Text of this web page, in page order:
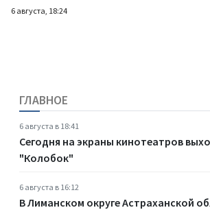
6 августа, 18:24
ГЛАВНОЕ
6 августа в 18:41
Сегодня на экраны кинотеатров
"Колобок"
6 августа в 16:12
В Лиманском округе Астраханской